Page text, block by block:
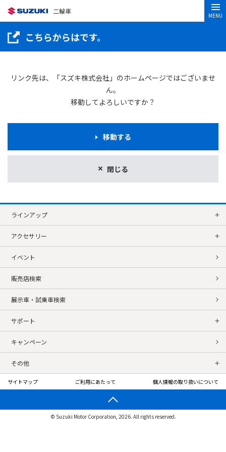
二輪車
MENU
こちらからはです。
リンク先は、「スズキ株式会社」のホームページではございませ
ん。
移動してよろしいですか？
閉じる
移動する
ラインアップ
アクセサリー
イベント
販売店検索
展示車・試乗車検索
サポート
キャンペーン
その他
サイトマップ ご利用にあたって 個人情報の取り扱いについて
© Suzuki Motor Corporation, 2026. All rights reserved.